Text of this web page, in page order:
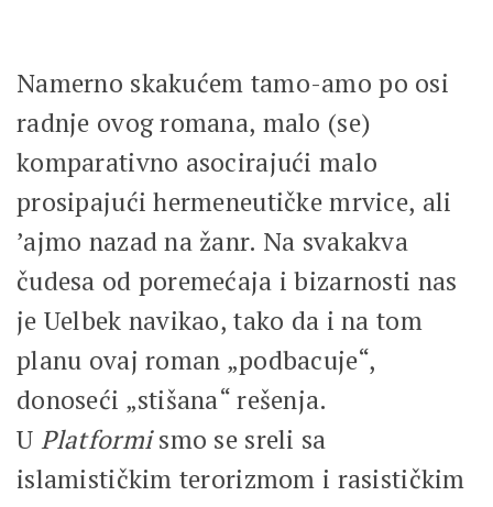
Namerno skakućem tamo-amo po osi
radnje ovog romana, malo (se)
komparativno asocirajući malo
prosipajući hermeneutičke mrvice, ali
’ajmo nazad na žanr. Na svakakva
čudesa od poremećaja i bizarnosti nas
je Uelbek navikao, tako da i na tom
planu ovaj roman „podbacuje“,
donoseći „stišana“ rešenja.
U Platformismo se sreli sa
islamističkim terorizmom i rasističkim